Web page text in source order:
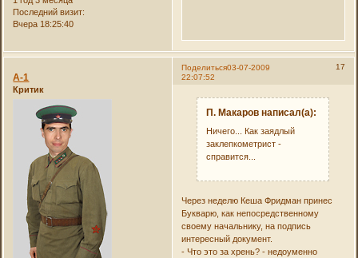
Последний визит:
Вчера 18:25:40
Поделиться 17
03-07-2009
22:07:52
А-1
Критик
П. Макаров написал(а):
Ничего... Как заядлый
заклепкометрист -
справится...
Через неделю Кеша Фридман принес
Букварю, как непосредственному
своему начальнику, на подпись
интересный документ.
- Что это за хрень? - недоуменно